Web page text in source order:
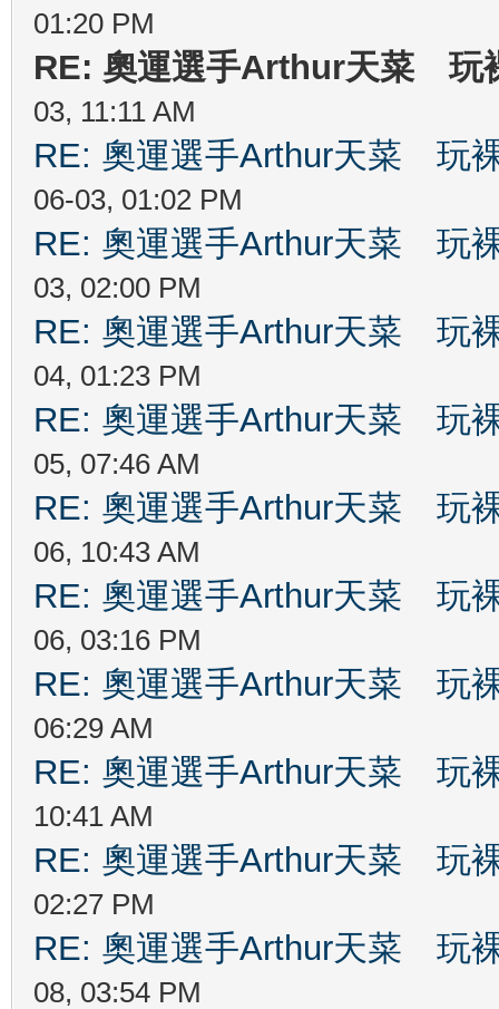
01:20 PM
RE: 奧運選手Arthur天菜 玩
03, 11:11 AM
RE: 奧運選手Arthur天菜 玩
06-03, 01:02 PM
RE: 奧運選手Arthur天菜 玩
03, 02:00 PM
RE: 奧運選手Arthur天菜 玩
04, 01:23 PM
RE: 奧運選手Arthur天菜 玩
05, 07:46 AM
RE: 奧運選手Arthur天菜 玩
06, 10:43 AM
RE: 奧運選手Arthur天菜 玩
06, 03:16 PM
RE: 奧運選手Arthur天菜 玩
06:29 AM
RE: 奧運選手Arthur天菜 玩
10:41 AM
RE: 奧運選手Arthur天菜 玩
02:27 PM
RE: 奧運選手Arthur天菜 玩
08, 03:54 PM